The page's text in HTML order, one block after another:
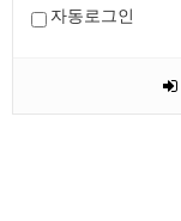
자동로그인